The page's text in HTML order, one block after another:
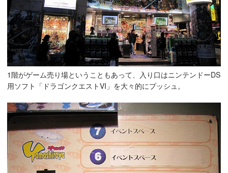
1階がゲーム売り場ということもあって、入り口はニンテンドーDS
用ソフト「ドラゴンクエストVI」を大々的にプッシュ。